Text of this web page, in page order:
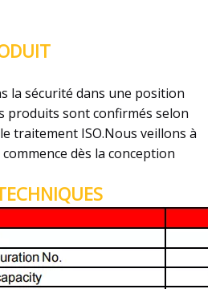
la sécurité dans une position
produits sont confirmés selon
traitement ISO.Nous veillons à
dès la conception